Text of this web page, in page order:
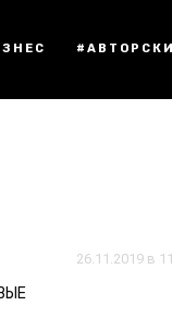
26.11.2019 в